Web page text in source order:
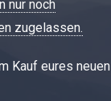
nur noch
zugelassen.
Kauf eures neuen